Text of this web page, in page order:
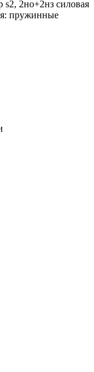
s2, 2но+2нз силовая
пружинные